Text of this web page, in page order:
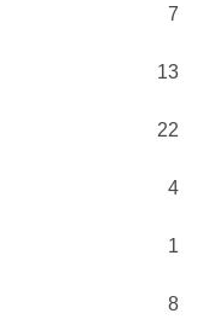
7
13
22
4
1
8